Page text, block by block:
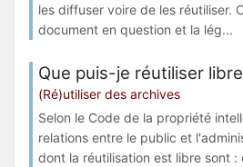
les diffuser voire de les réutiliser.
document en question et la lég...
Que puis-je réutiliser
(Ré)utiliser des archives
Selon le Code de la propriété
relations entre le public et
dont la réutilisation est libre sont :